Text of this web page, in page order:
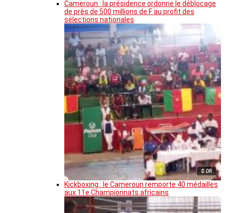
Cameroun : la présidence ordonne le déblocage
de près de 500 millions de F au profit des
sélections nationales
© DR
Kickboxing : le Cameroun remporte 40 médailles
aux 11e Championnats africains